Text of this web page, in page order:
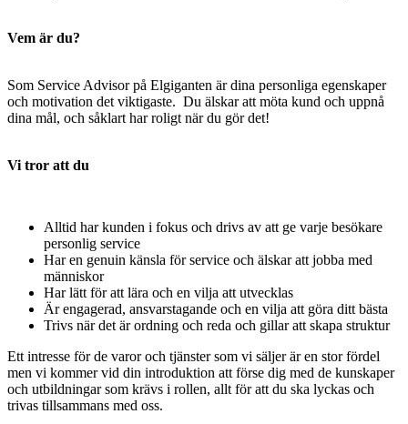
Vem är du?
Som Service Advisor på Elgiganten är dina personliga egenskaper
och motivation det viktigaste. Du älskar att möta kund och uppnå
dina mål, och såklart har roligt när du gör det!
Vi tror att du
Alltid har kunden i fokus och drivs av att ge varje besökare
personlig service
Har en genuin känsla för service och älskar att jobba med
människor
Har lätt för att lära och en vilja att utvecklas
Är engagerad, ansvarstagande och en vilja att göra ditt bästa
Trivs när det är ordning och reda och gillar att skapa struktur
Ett intresse för de varor och tjänster som vi säljer är en stor fördel
men vi kommer vid din introduktion att förse dig med de kunskaper
och utbildningar som krävs i rollen, allt för att du ska lyckas och
trivas tillsammans med oss.